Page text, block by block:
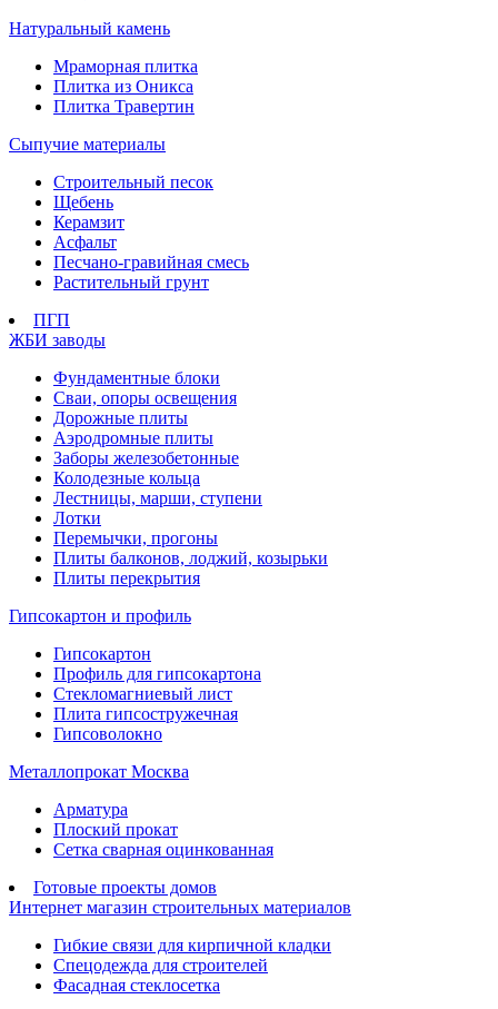
Натуральный камень
Мраморная плитка
Плитка из Оникса
Плитка Травертин
Сыпучие материалы
Строительный песок
Щебень
Керамзит
Асфальт
Песчано-гравийная смесь
Растительный грунт
ПГП
ЖБИ заводы
Фундаментные блоки
Сваи, опоры освещения
Дорожные плиты
Аэродромные плиты
Заборы железобетонные
Колодезные кольца
Лестницы, марши, ступени
Лотки
Перемычки, прогоны
Плиты балконов, лоджий, козырьки
Плиты перекрытия
Гипсокартон и профиль
Гипсокартон
Профиль для гипсокартона
Стекломагниевый лист
Плита гипсостружечная
Гипсоволокно
Металлопрокат Москва
Арматура
Плоский прокат
Сетка сварная оцинкованная
Готовые проекты домов
Интернет магазин строительных материалов
Гибкие связи для кирпичной кладки
Спецодежда для строителей
Фасадная стеклосетка